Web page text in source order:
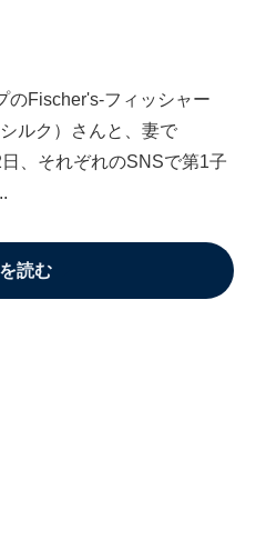
のFischer's-フィッシャー
ルク）さんと、妻で
、それぞれのSNSで第1子
読む